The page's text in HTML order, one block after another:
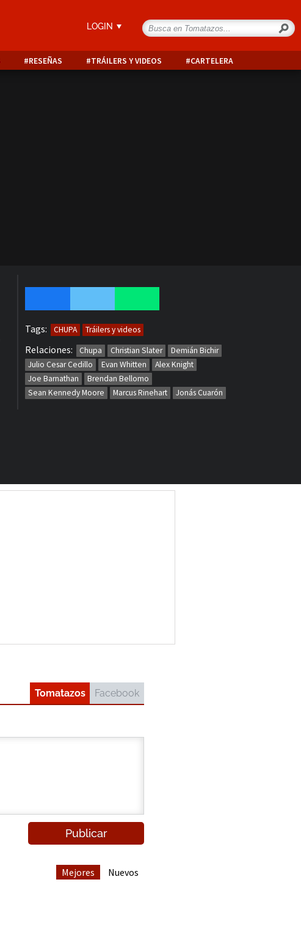
LOGIN
RESEÑAS TRÁILERS Y VIDEOS CARTELERA
Tags: CHUPA Tráilers y videos
Relaciones: Chupa Christian Slater
Demián Bichir
Julio Cesar Cedillo
Evan Whitten
Alex Knight
Joe Barnathan
Brendan Bellomo
Sean Kennedy Moore
Marcus Rinehart Jonás Cuarón
Tomatazos Facebook
Mejores Nuevos